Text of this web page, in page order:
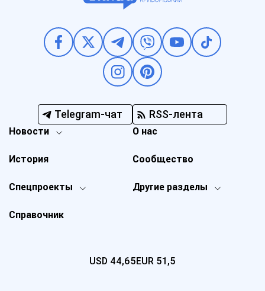
Telegram-чат RSS-лента
Новости
Спецпроекты Другие разделы
История
О нас
Справочник
Сообщество
USD 44,65EUR 51,5